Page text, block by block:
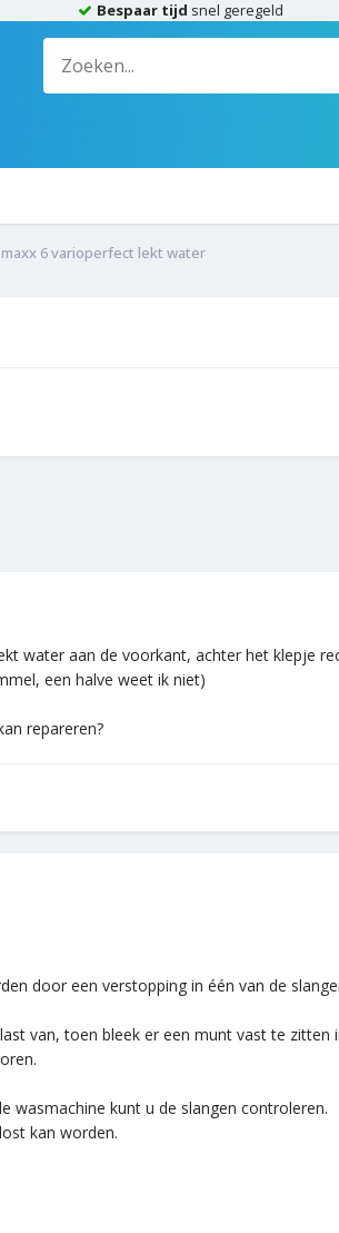
Bespaar tijd snel geregeld
maxx 6 varioperfect lekt water
water aan de voorkant, achter het klepje
een halve weet ik niet)
repareren?
door een verstopping in één van de
van, toen bleek er een munt vast te
wasmachine kunt u de slangen controleren.
kan worden.